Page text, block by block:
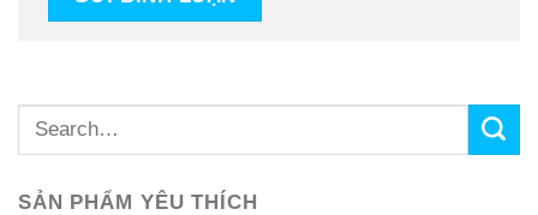
SẢN PHẨM YÊU THÍCH